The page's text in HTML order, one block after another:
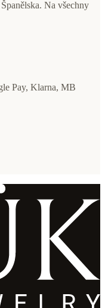
Na všechny
Pay, Klarna, MB